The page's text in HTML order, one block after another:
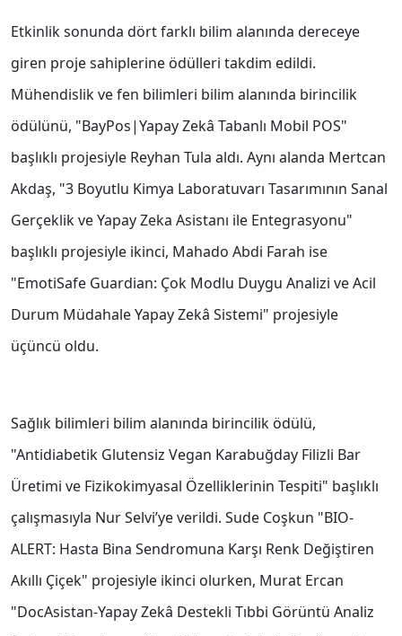
Etkinlik sonunda dört farklı bilim alanında dereceye
giren proje sahiplerine ödülleri takdim edildi.
Mühendislik ve fen bilimleri bilim alanında birincilik
ödülünü, "BayPos|Yapay Zekâ Tabanlı Mobil POS"
başlıklı projesiyle Reyhan Tula aldı. Aynı alanda Mertcan
Akdaş, "3 Boyutlu Kimya Laboratuvarı Tasarımının Sanal
Gerçeklik ve Yapay Zeka Asistanı ile Entegrasyonu"
başlıklı projesiyle ikinci, Mahado Abdi Farah ise
"EmotiSafe Guardian: Çok Modlu Duygu Analizi ve Acil
Durum Müdahale Yapay Zekâ Sistemi" projesiyle
üçüncü oldu.
Sağlık bilimleri bilim alanında birincilik ödülü,
"Antidiabetik Glutensiz Vegan Karabuğday Filizli Bar
Üretimi ve Fizikokimyasal Özelliklerinin Tespiti" başlıklı
çalışmasıyla Nur Selvi’ye verildi. Sude Coşkun "BIO-
ALERT: Hasta Bina Sendromuna Karşı Renk Değiştiren
Akıllı Çiçek" projesiyle ikinci olurken, Murat Ercan
"DocAsistan-Yapay Zekâ Destekli Tıbbi Görüntü Analiz